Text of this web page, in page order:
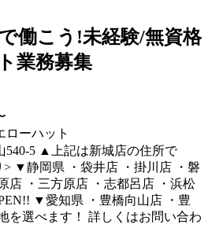
働こう!未経験/無資格
業務募集
ローハット
540-5 ▲上記は新城店の住所で
> ▼静岡県 ・袋井店 ・掛川店 ・磐
店 ・三方原店 ・志都呂店 ・浜松
▼愛知県 ・豊橋向山店 ・豊
を選べます！ 詳しくはお問い合わ